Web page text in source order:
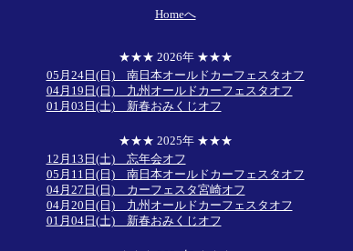
Homeへ
★★★ 2026年 ★★★
05月24日(日) 南日本オールドカーフェスタオフ
04月19日(日) 九州オールドカーフェスタオフ
01月03日(土) 新春おみくじオフ
★★★ 2025年 ★★★
12月13日(土) 忘年会オフ
05月11日(日) 南日本オールドカーフェスタオフ
04月27日(日) カーフェスタ宮崎オフ
04月20日(日) 九州オールドカーフェスタオフ
01月04日(土) 新春おみくじオフ